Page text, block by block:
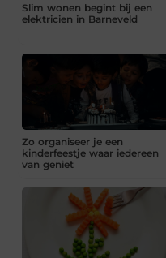
Slim wonen begint bij een
elektricien in Barneveld
Zo organiseer je een
kinderfeestje waar iedereen
van geniet